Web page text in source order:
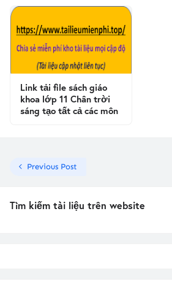
Link tải file sách giáo
khoa lớp 11 Chân trời
sáng tạo tất cả các môn
Previous Post
Tìm kiếm tài liệu trên website